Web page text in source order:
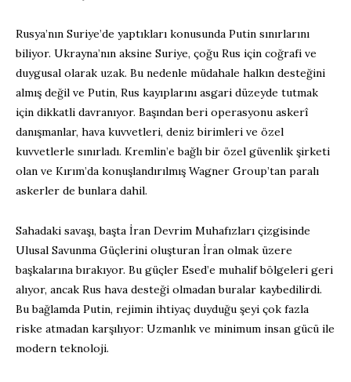
Rusya’nın Suriye’de yaptıkları konusunda Putin sınırlarını
biliyor. Ukrayna’nın aksine Suriye, çoğu Rus için coğrafi ve
duygusal olarak uzak. Bu nedenle müdahale halkın desteğini
almış değil ve Putin, Rus kayıplarını asgari düzeyde tutmak
için dikkatli davranıyor. Başından beri operasyonu askerî
danışmanlar, hava kuvvetleri, deniz birimleri ve özel
kuvvetlerle sınırladı. Kremlin’e bağlı bir özel güvenlik şirketi
olan ve Kırım’da konuşlandırılmış Wagner Group’tan paralı
askerler de bunlara dahil.
Sahadaki savaşı, başta İran Devrim Muhafızları çizgisinde
Ulusal Savunma Güçlerini oluşturan İran olmak üzere
başkalarına bırakıyor. Bu güçler Esed’e muhalif bölgeleri geri
alıyor, ancak Rus hava desteği olmadan buralar kaybedilirdi.
Bu bağlamda Putin, rejimin ihtiyaç duyduğu şeyi çok fazla
riske atmadan karşılıyor: Uzmanlık ve minimum insan gücü ile
modern teknoloji.